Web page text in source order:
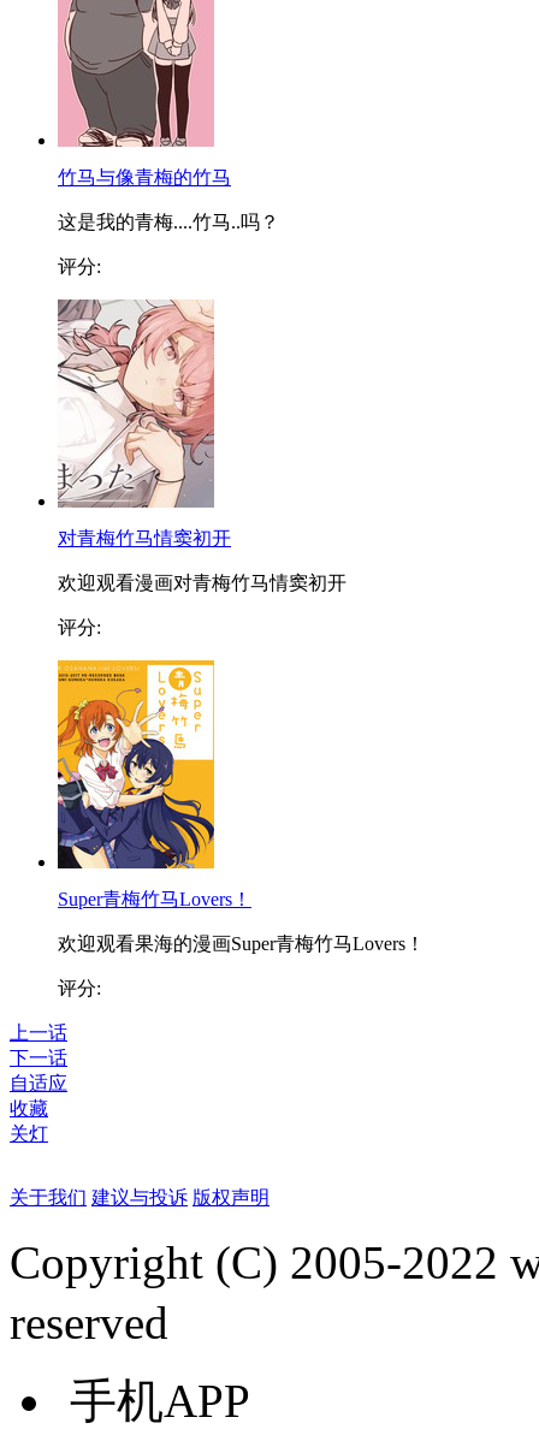
竹马与像青梅的竹马
这是我的青梅....竹马..吗？
评分:
对青梅竹马情窦初开
欢迎观看漫画对青梅竹马情窦初开
评分:
Super青梅竹马Lovers！
欢迎观看果海的漫画Super青梅竹马Lovers！
评分:
上一话
下一话
自适应
收藏
关灯
关于我们 建议与投诉 版权声明
Copyright (C) 2005-2022
reserved
手机APP